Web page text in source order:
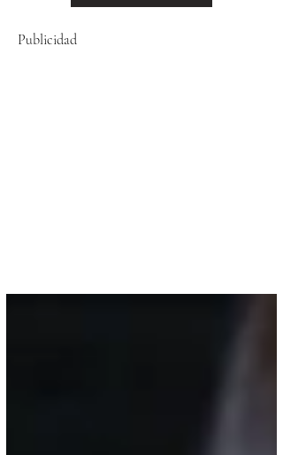
Publicidad